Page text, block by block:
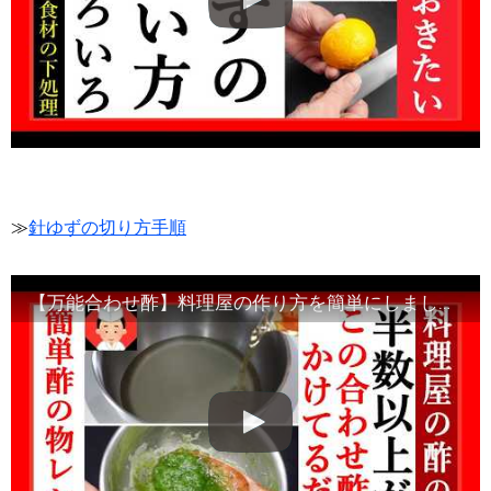
≫針ゆずの切り方手順
【万能合わせ酢】料理屋の作り方を簡単にしましたのでお役立ていただければ幸いです・Japanese food